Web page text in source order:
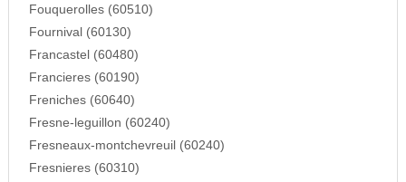
Fouquerolles (60510)
Fournival (60130)
Francastel (60480)
Francieres (60190)
Freniches (60640)
Fresne-leguillon (60240)
Fresneaux-montchevreuil (60240)
Fresnieres (60310)